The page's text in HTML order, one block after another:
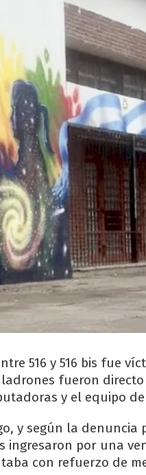
516 y 516 bis fue
fueron
y el equipo
y según la denuncia
ingresaron por una
con refuerzo de